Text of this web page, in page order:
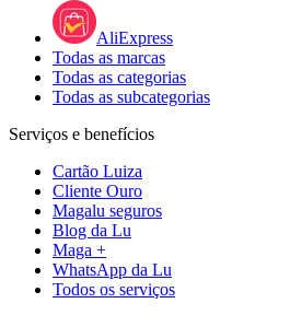
AliExpress
Todas as marcas
Todas as categorias
Todas as subcategorias
Serviços e benefícios
Cartão Luiza
Cliente Ouro
Magalu seguros
Blog da Lu
Maga +
WhatsApp da Lu
Todos os serviços